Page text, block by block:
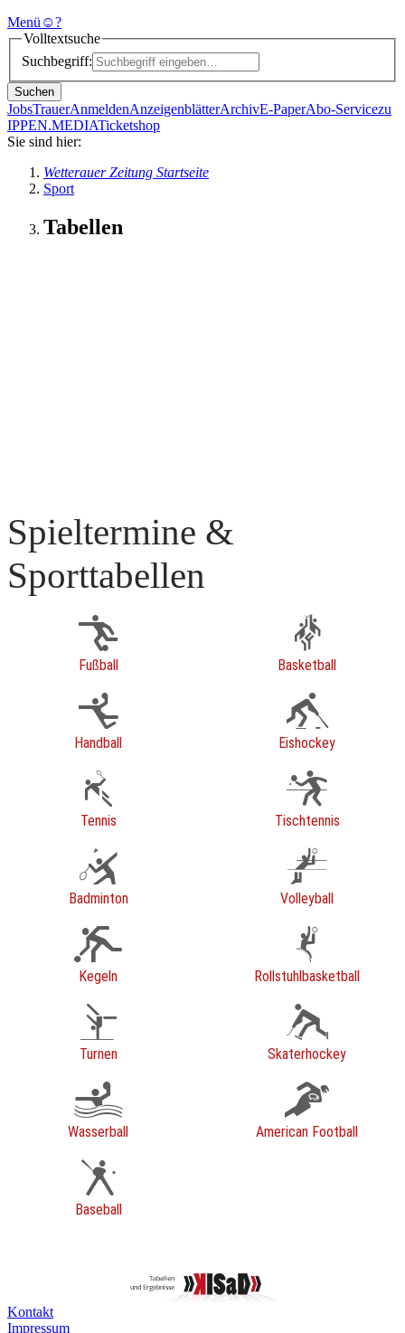
Menü ☺?
Volltextsuche
Suchbegriff:
Suchen
JobsTrauerAnmeldenAnzeigenblätterArchivE-PaperAbo-Servicezu
IPPEN.MEDIATicketshop
Sie sind hier:
Wetterauer Zeitung Startseite
Sport
Tabellen
Spieltermine &
Sporttabellen
Fußball Basketball
Handball Eishockey
Tennis Tischtennis
Badminton Volleyball
Kegeln Rollstuhlbasketball
Turnen Skaterhockey
Wasserball American Football
Baseball
Kontakt
Impressum